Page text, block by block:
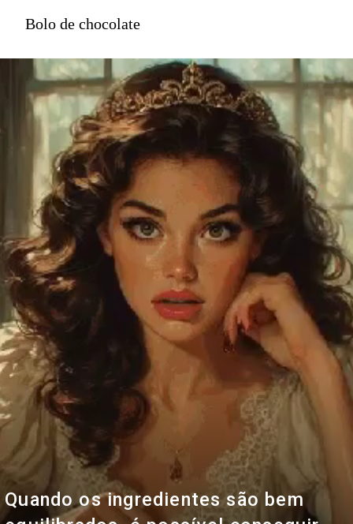
Bolo de chocolate
Quando os ingredientes são bem